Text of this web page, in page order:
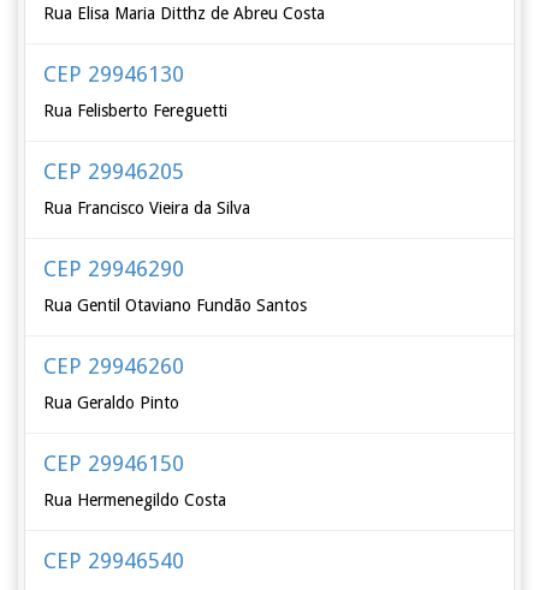
Rua Elisa Maria Ditthz de Abreu Costa
CEP 29946130
Rua Felisberto Fereguetti
CEP 29946205
Rua Francisco Vieira da Silva
CEP 29946290
Rua Gentil Otaviano Fundão Santos
CEP 29946260
Rua Geraldo Pinto
CEP 29946150
Rua Hermenegildo Costa
CEP 29946540